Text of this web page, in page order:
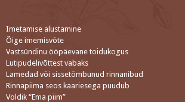
Imetamise alustamine
Õige imemisvõte
Vastsündinu ööpäevane toidukogus
Lutipudelivõttest vabaks
Lamedad või sissetõmbunud rinnanibud
Rinnapiima seos kaariesega puudub
Voldik “Ema piim”